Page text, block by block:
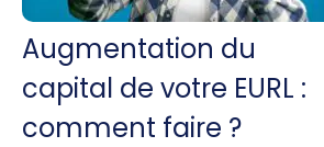
Augmentation du
capital de votre EURL :
comment faire ?